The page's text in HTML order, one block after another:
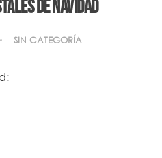
de Navidad
SIN CATEGORÍA